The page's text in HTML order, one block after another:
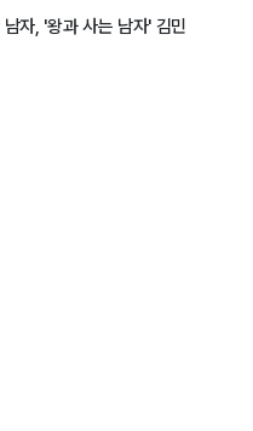
자, '왕과 사는 남자' 김민